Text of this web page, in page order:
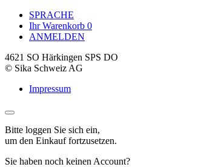
SPRACHE
Ihr Warenkorb 0
ANMELDEN
4621 SO Härkingen SPS DO
© Sika Schweiz AG
Impressum
Bitte loggen Sie sich ein,
um den Einkauf fortzusetzen.
Sie haben noch keinen Account?